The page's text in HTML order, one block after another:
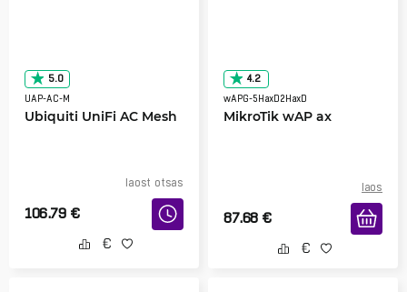
5.0
UAP-AC-M
Ubiquiti UniFi AC Mesh
laost otsas
106.79 €
4.2
wAPG-5HaxD2HaxD
MikroTik wAP ax
laos
87.68 €